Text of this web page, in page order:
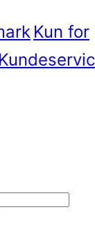
Kun for